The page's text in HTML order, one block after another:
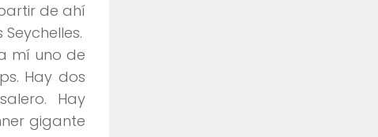
de ahí
mí uno de
Hay dos
Hay
gigante